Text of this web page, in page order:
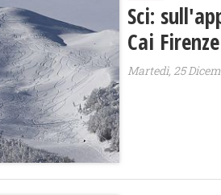
Sci:
Cai
Martedì, 25